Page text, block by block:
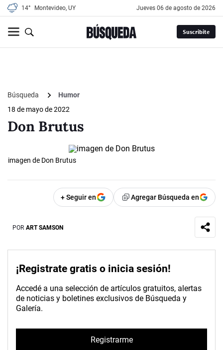
14° Montevideo, UY jueves 06 de agosto de 2026
Suscribite
Búsqueda
Humor
18 de mayo de 2022
Don Brutus
imagen de Don Brutus
+ Seguir en Agregar Búsqueda en
POR ART SAMSON
¡Registrate gratis o inicia sesión!
Accedé a una selección de artículos gratuitos, alertas
de noticias y boletines exclusivos de Búsqueda y
Galería.
Registrarme